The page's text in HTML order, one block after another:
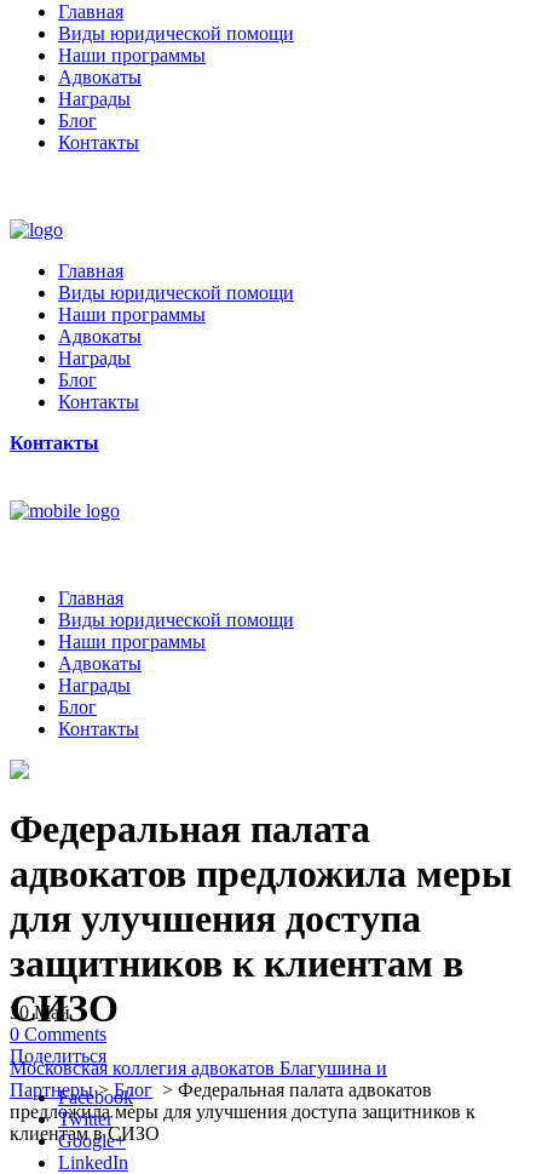
Главная
Виды юридической помощи
Наши программы
Адвокаты
Награды
Блог
Контакты
Главная
Виды юридической помощи
Наши программы
Адвокаты
Награды
Блог
Контакты
Контакты
Главная
Виды юридической помощи
Наши программы
Адвокаты
Награды
Блог
Контакты
Федеральная палата
адвокатов предложила меры
для улучшения доступа
защитников к клиентам в
СИЗО
Московская коллегия адвокатов Благушина и
Партнеры>Блог > Федеральная палата адвокатов
предложила меры для улучшения доступа защитников к
клиентам в СИЗО
30 Май
0 Comments
Поделиться
Facebook
Twitter
Google+
LinkedIn